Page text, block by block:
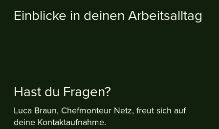
Einblicke in deinen Arbeitsalltag
PLAY
Hast du Fragen?
Luca Braun, Chefmonteur Netz, freut sich auf
deine Kontaktaufnahme.